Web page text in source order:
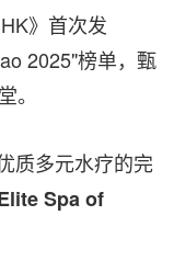
》首次发
2025"榜单，甄
。
质多元水疗的完
Spa of